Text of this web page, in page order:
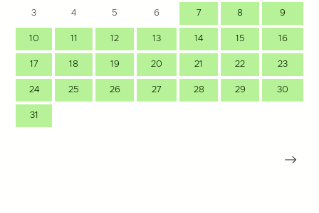
3 4 5 6 7 8 9
10 11 12 13 14 15 16
17 18 19 20 21 22 23
24 25 26 27 28 29 30
31